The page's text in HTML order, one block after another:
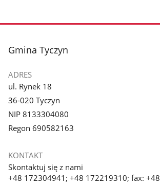
stopka
Gmina Tyczyn
ADRES
ul. Rynek 18
36-020 Tyczyn
NIP 8133304080
Regon 690582163
KONTAKT
Skontaktuj się z nami
+48 172304941; +48 172219310; fax: